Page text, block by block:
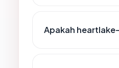
Apakah